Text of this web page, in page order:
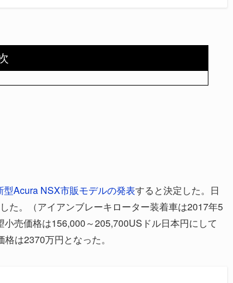
型Acura NSX市販モデルの発表すると決定した。日
た。（アイアンブレーキローター装着車は2017年5
売価格は156,000～205,700USドル日本円にして
は2370万円となった。